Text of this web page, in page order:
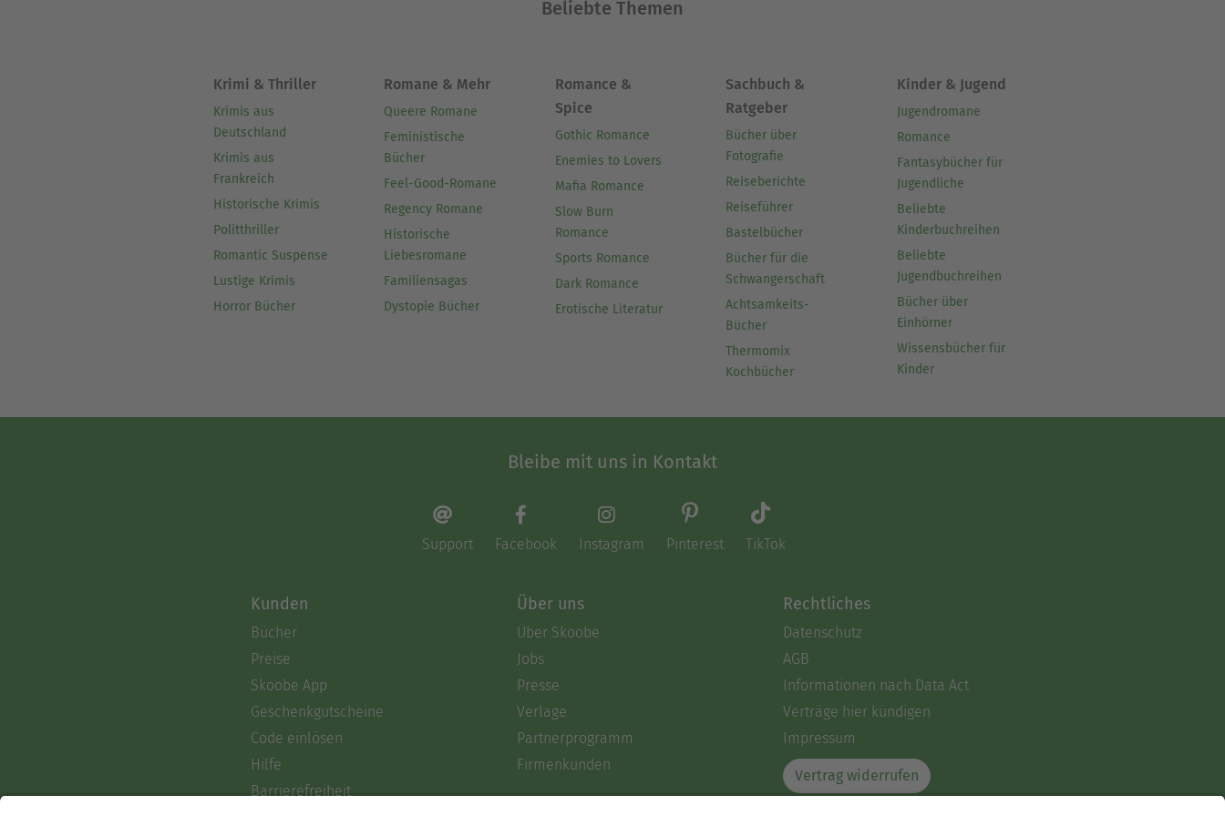
Beliebte Themen
Krimi & Thriller
Krimis aus
Deutschland
Krimis aus
Frankreich
Historische Krimis
Politthriller
Romantic Suspense
Lustige Krimis
Horror Bücher
Romane & Mehr
Queere Romane
Feministische
Bücher
Feel-Good-Romane
Regency Romane
Historische
Liebesromane
Familiensagas
Dystopie Bücher
Romance &
Spice
Gothic Romance
Enemies to Lovers
Mafia Romance
Slow Burn
Romance
Sports Romance
Dark Romance
Erotische Literatur
Sachbuch &
Ratgeber
Bücher über
Fotografie
Reiseberichte
Reiseführer
Bastelbücher
Bücher für die
Schwangerschaft
Achtsamkeits-
Bücher
Thermomix
Kochbücher
Kinder & Jugend
Jugendromane
Romance
Fantasybücher für
Jugendliche
Beliebte
Kinderbuchreihen
Beliebte
Jugendbuchreihen
Bücher über
Einhörner
Wissensbücher für
Kinder
Bleibe mit uns in Kontakt
Support Facebook Instagram Pinterest TikTok
Kunden
Bücher
Preise
Skoobe App
Geschenkgutscheine
Code einlösen
Hilfe
Barrierefreiheit
Über uns
Über Skoobe
Jobs
Presse
Verlage
Partnerprogramm
Firmenkunden
Rechtliches
Datenschutz
AGB
Informationen nach Data Act
Verträge hier kündigen
Impressum
Vertrag widerrufen